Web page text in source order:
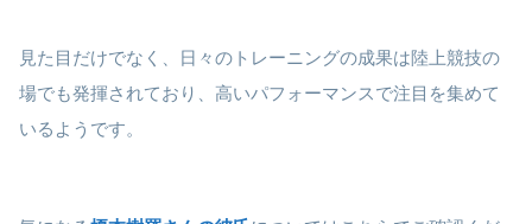
見た目だけでなく、日々のトレーニングの成果は陸上競技の
場でも発揮されており、高いパフォーマンスで注目を集めて
いるようです。